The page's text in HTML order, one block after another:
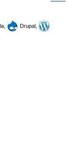
Drupal,